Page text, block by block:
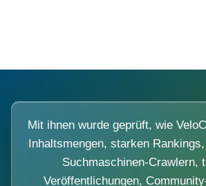
Mit ihnen wurde geprüft, wie
Inhaltsmengen, starken
Suchmaschinen-Crawlern,
Veröffentlichungen,